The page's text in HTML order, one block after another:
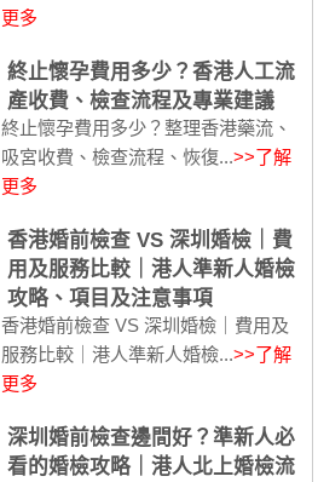
更多
終止懷孕費用多少？香港人工流
產收費、檢查流程及專業建議
終止懷孕費用多少？整理香港藥流、
吸宮收費、檢查流程、恢復...>>了解
更多
香港婚前檢查 VS 深圳婚檢｜費
用及服務比較｜港人準新人婚檢
攻略、項目及注意事項
香港婚前檢查 VS 深圳婚檢｜費用及
服務比較｜港人準新人婚檢...>>了解
更多
深圳婚前檢查邊間好？準新人必
看的婚檢攻略｜港人北上婚檢流